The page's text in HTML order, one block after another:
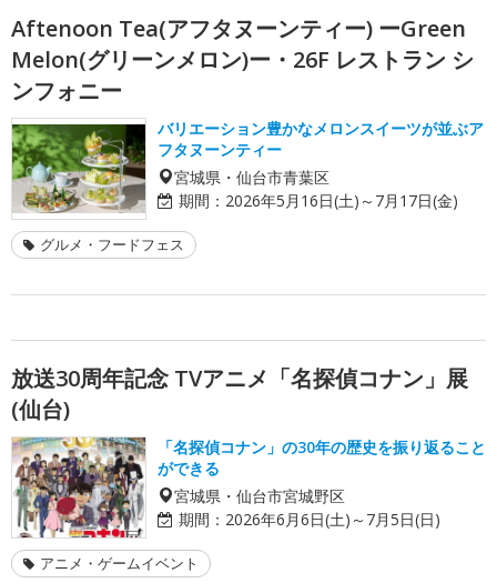
Aftenoon Tea(アフタヌーンティー) ーGreen
Melon(グリーンメロン)ー・26F レストラン シ
ンフォニー
バリエーション豊かなメロンスイーツが並ぶア
フタヌーンティー
宮城県・仙台市青葉区
期間： 2026年5月16日(土)～7月17日(金)
グルメ・フードフェス
放送30周年記念 TVアニメ「名探偵コナン」展
(仙台)
「名探偵コナン」の30年の歴史を振り返ること
ができる
宮城県・仙台市宮城野区
期間： 2026年6月6日(土)～7月5日(日)
アニメ・ゲームイベント